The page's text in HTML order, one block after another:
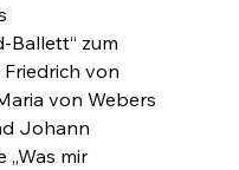
Ballett“ zum
von
von Webers
Johann
„Was mir